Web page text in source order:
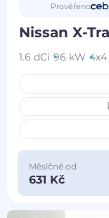
Prověřeno
Nissan X-
1.6 dCi 96 kW 4x4
Měsíčně od
631 Kč